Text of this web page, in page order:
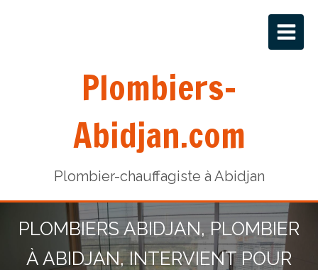
Plombiers-
Abidjan.com
Plombier-chauffagiste à Abidjan
PLOMBIERS ABIDJAN, PLOMBIER
À ABIDJAN, INTERVIENT POUR